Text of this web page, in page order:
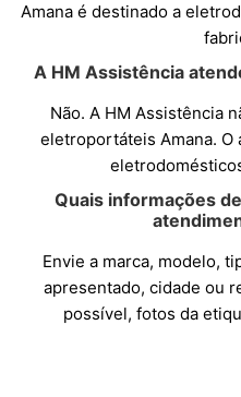
Amana é destinado a
A HM Assistência
Não. A HM Assistência
eletroportáteis Amana.
Quais informações
Envie a marca, modelo,
apresentado, cidade ou
possível, fotos da